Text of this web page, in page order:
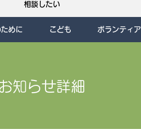
相談したい
めに こども ボランティア
知らせ詳細